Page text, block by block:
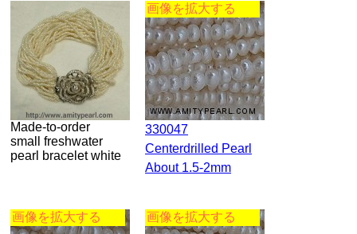
Made-to-order
small freshwater
pearl bracelet white
画像を拡大する
330047
Centerdrilled Pearl
About 1.5-2mm
画像を拡大する 画像を拡大する